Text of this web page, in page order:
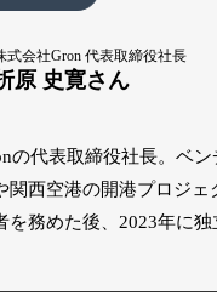
式会社Gron 代表取締役社長
原 史寛さん
の代表取締役社長。ベ
関西空港の開港プロジェ
を務めた後、2023年に